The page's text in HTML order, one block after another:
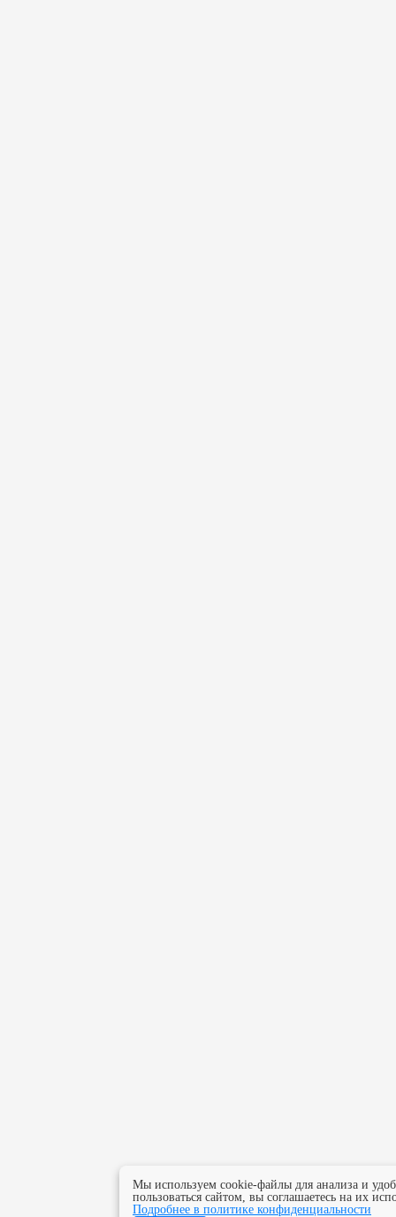
Мы используем cookie-файлы для анализа и
пользоваться сайтом, вы соглашаетесь на их
Подробнее в политике конфиденциальности